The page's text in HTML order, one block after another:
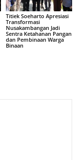
Titiek Soeharto Apresiasi
Transformasi
Nusakambangan Jadi
Sentra Ketahanan Pangan
dan Pembinaan Warga
Binaan